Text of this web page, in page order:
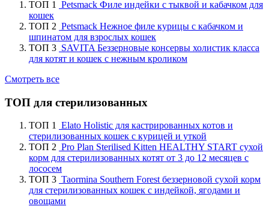
ТОП 1
Petsmack Филе индейки с тыквой и кабачком для
кошек
ТОП 2 Petsmack Нежное филе курицы с кабачком и
шпинатом для взрослых кошек
ТОП 3 SAVITA Беззерновые консервы холистик класса
для котят и кошек с нежным кроликом
Смотреть все
ТОП для стерилизованных
ТОП 1 Elato Holistic для кастрированных котов и
стерилизованных кошек с курицей и уткой
ТОП 2 Pro Plan Sterilised Kitten HEALTHY START сухой
корм для стерилизованных котят от 3 до 12 месяцев с
лососем
ТОП 3 Taormina Southern Forest беззерновой сухой корм
для стерилизованных кошек с индейкой, ягодами и
овощами